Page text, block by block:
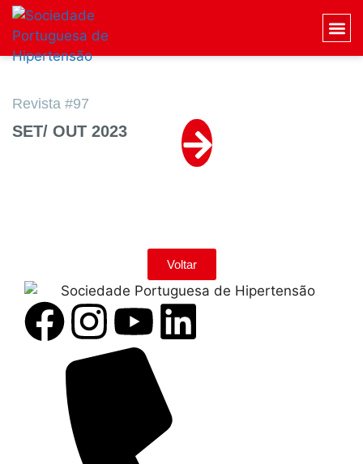
Revista #97
SET/ OUT 2023
Voltar